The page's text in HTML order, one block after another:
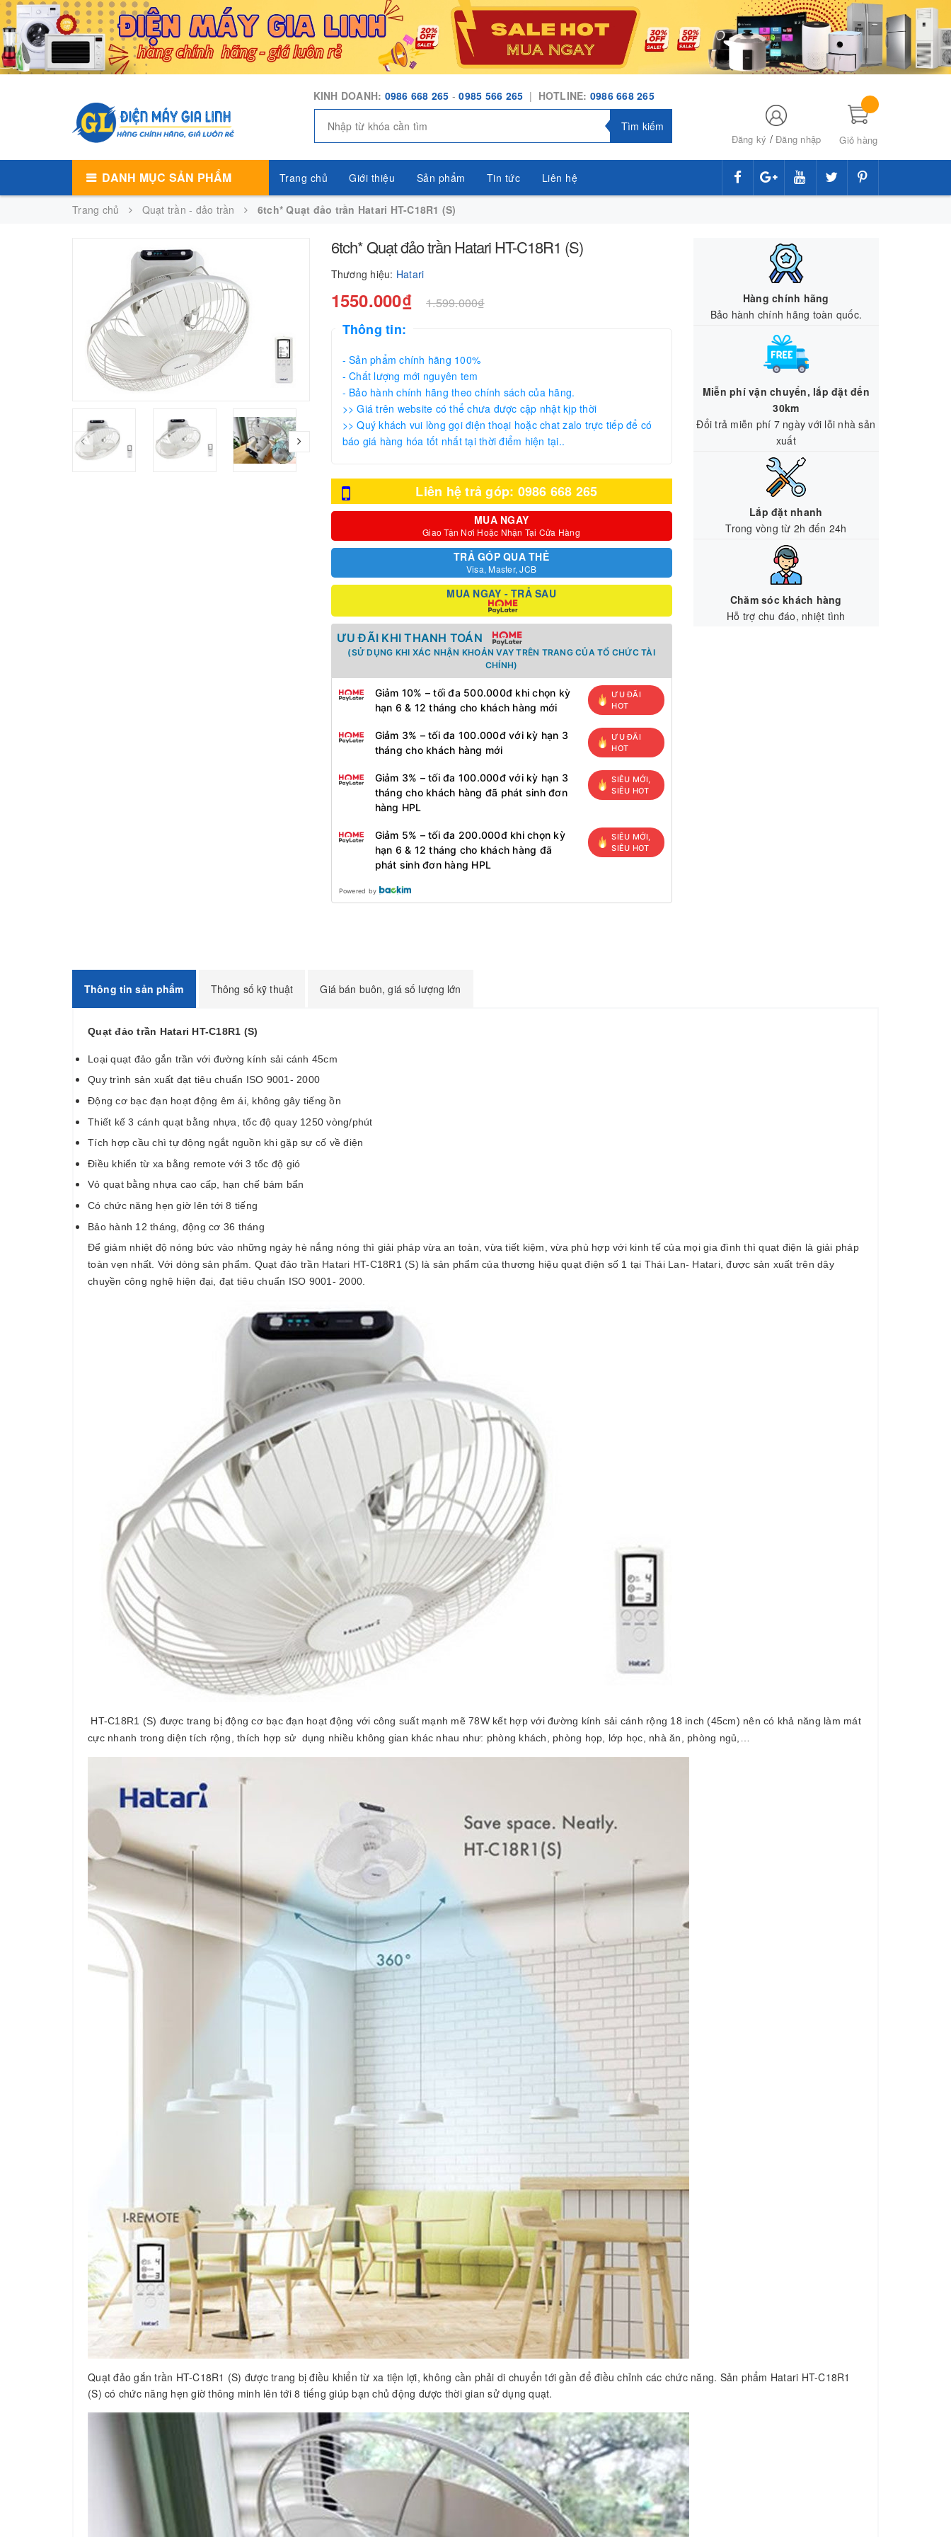
KINH DOANH: 0986 668 265 -0985 566 265 | HOTLINE: 0986 668 265
Tìm kiếm
Đăng ký /Đăng nhập Giỏ hàng
DANH MỤC SẢN PHẨM Trang chủ Giới thiệu Sản phẩm Tin tức Liên hệ
Trang chủ Quạt trần - đảo trần 6tch* Quạt đảo trần Hatari HT-C18R1 (S)
6tch* Quạt đảo trần Hatari HT-C18R1 (S)
Thương hiệu: Hatari
1550.000₫ 1.599.000₫
Thông tin:
- Sản phẩm chính hãng 100%
- Chất lượng mới nguyên tem
- Bảo hành chính hãng theo chính sách của hãng.
>> Giá trên website có thể chưa được cập nhật kịp thời
>> Quý khách vui lòng gọi điện thoại hoặc chat zalo trực tiếp để có
báo giá hàng hóa tốt nhất tại thời điểm hiện tại..
Liên hệ trả góp: 0986 668 265
MUA NGAY
Giao Tận Nơi Hoặc Nhận Tại Cửa Hàng
TRẢ GÓP QUA THẺ
Visa, Master, JCB
MUA NGAY - TRẢ SAU
ƯU ĐÃI KHI THANH TOÁN
(SỬ DỤNG KHI XÁC NHẬN KHOẢN VAY TRÊN TRANG CỦA TỔ CHỨC TÀI
CHÍNH)
Giảm 10% – tối đa 500.000đ khi chọn kỳ
hạn 6 & 12 tháng cho khách hàng mới
ƯU ĐÃI
HOT
Giảm 3% – tối đa 100.000đ với kỳ hạn 3
tháng cho khách hàng mới
ƯU ĐÃI
HOT
Giảm 3% – tối đa 100.000đ với kỳ hạn 3
tháng cho khách hàng đã phát sinh đơn
hàng HPL
SIÊU MỚI,
SIÊU HOT
Giảm 5% – tối đa 200.000đ khi chọn kỳ
hạn 6 & 12 tháng cho khách hàng đã
phát sinh đơn hàng HPL
SIÊU MỚI,
SIÊU HOT
Powered by
Hàng chính hãng
Bảo hành chính hãng toàn quốc.
Miễn phí vận chuyển, lắp đặt đến
30km
Đổi trả miễn phí 7 ngày với lỗi nhà sản
xuất
Lắp đặt nhanh
Trong vòng từ 2h đến 24h
Chăm sóc khách hàng
Hỗ trợ chu đáo, nhiệt tình
Thông tin sản phẩm Thông số kỹ thuật Giá bán buôn, giá số lượng lớn
Quạt đảo trần Hatari HT-C18R1 (S)
Loại quạt đảo gắn trần với đường kính sải cánh 45cm
Quy trình sản xuất đạt tiêu chuẩn ISO 9001- 2000
Động cơ bạc đạn hoạt động êm ái, không gây tiếng ồn
Thiết kế 3 cánh quạt bằng nhựa, tốc độ quay 1250 vòng/phút
Tích hợp cầu chì tự động ngắt nguồn khi gặp sự cố về điện
Điều khiển từ xa bằng remote với 3 tốc độ gió
Vỏ quạt bằng nhựa cao cấp, hạn chế bám bẩn
Có chức năng hẹn giờ lên tới 8 tiếng
Bảo hành 12 tháng, động cơ 36 tháng
Để giảm nhiệt độ nóng bức vào những ngày hè nắng nóng thì giải pháp vừa an toàn, vừa tiết kiệm, vừa phù hợp với kinh tế của mọi gia đình thì quạt điện là giải pháp
toàn vẹn nhất. Với dòng sản phẩm. Quạt đảo trần Hatari HT-C18R1 (S) là sản phẩm của thương hiệu quạt điện số 1 tại Thái Lan- Hatari, được sản xuất trên dây
chuyền công nghệ hiện đại, đạt tiêu chuẩn ISO 9001- 2000.
HT-C18R1 (S) được trang bị động cơ bạc đạn hoạt động với công suất mạnh mẽ 78W kết hợp với đường kính sải cánh rộng 18 inch (45cm) nên có khả năng làm mát
cực nhanh trong diện tích rộng, thích hợp sử dụng nhiều không gian khác nhau như: phòng khách, phòng họp, lớp học, nhà ăn, phòng ngủ,…
Quạt đảo gắn trần HT-C18R1 (S) được trang bị điều khiển từ xa tiện lợi, không cần phải di chuyển tới gần để điều chỉnh các chức năng. Sản phẩm Hatari HT-C18R1
(S) có chức năng hẹn giờ thông minh lên tới 8 tiếng giúp bạn chủ động được thời gian sử dụng quạt.